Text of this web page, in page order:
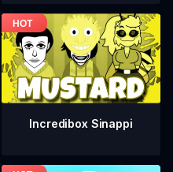
Incredibox Sinappi